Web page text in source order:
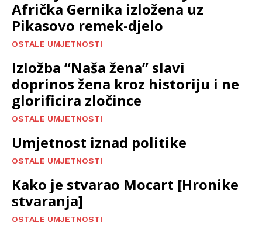
Afrička Gernika izložena uz
Pikasovo remek-djelo
OSTALE UMJETNOSTI
Izložba “Naša žena” slavi
doprinos žena kroz historiju i ne
glorificira zločince
OSTALE UMJETNOSTI
Umjetnost iznad politike
OSTALE UMJETNOSTI
Kako je stvarao Mocart [Hronike
stvaranja]
OSTALE UMJETNOSTI